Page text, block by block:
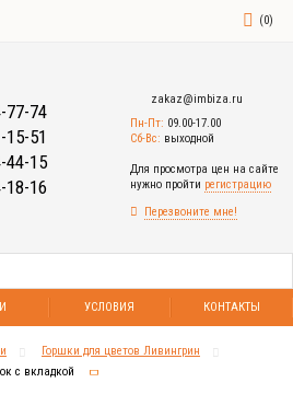
(0)
77-74
15-51
44-15
18-16
zakaz@imbiza.ru
Пн-Пт: 09.00-17.00
Сб-Вс: выходной
Для просмотра цен на сайте
нужно пройти регистрацию
Перезвоните мне!
УСЛОВИЯ КОНТАКТЫ
Горшки для цветов Ливингрин
с вкладкой